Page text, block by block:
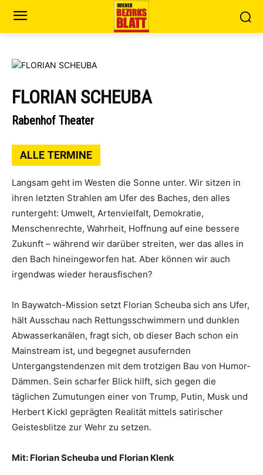
FLORIAN SCHEUBA
Rabenhof Theater
ALLE TERMINE
Langsam geht im Westen die Sonne unter. Wir sitzen in
ihren letzten Strahlen am Ufer des Baches, den alles
runtergeht: Umwelt, Artenvielfalt, Demokratie,
Menschenrechte, Wahrheit, Hoffnung auf eine bessere
Zukunft – während wir darüber streiten, wer das alles in
den Bach hineingeworfen hat. Aber können wir auch
irgendwas wieder herausfischen?
In Baywatch-Mission setzt Florian Scheuba sich ans Ufer,
hält Ausschau nach Rettungsschwimmern und dunklen
Abwasserkanälen, fragt sich, ob dieser Bach schon ein
Mainstream ist, und begegnet ausufernden
Untergangstendenzen mit dem trotzigen Bau von Humor-
Dämmen. Sein scharfer Blick hilft, sich gegen die
täglichen Zumutungen einer von Trump, Putin, Musk und
Herbert Kickl geprägten Realität mittels satirischer
Geistesblitze zur Wehr zu setzen.
Mit: Florian Scheuba und Florian Klenk